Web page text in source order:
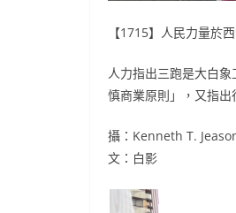
【1715】人民力量於
人力指出三跑是大白
慎商業原則」，又指
攝：Kenneth T.
文：白影